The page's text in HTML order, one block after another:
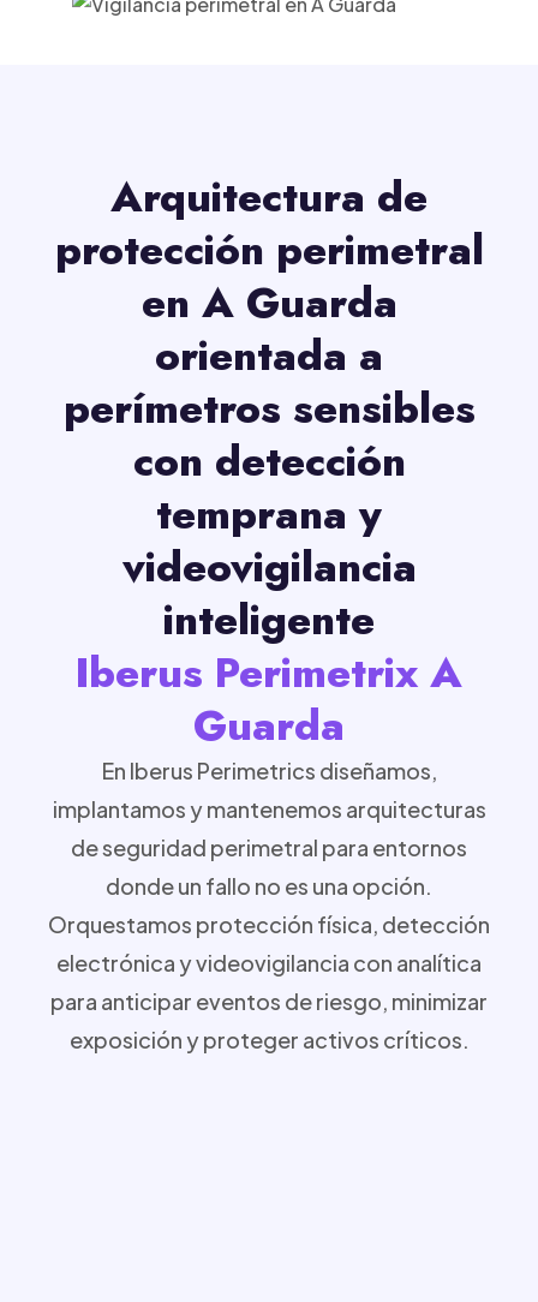
Arquitectura de
protección perimetral
en A Guarda
orientada a
perímetros sensibles
con detección
temprana y
videovigilancia
inteligente
Iberus Perimetrix A
Guarda
En Iberus Perimetrics diseñamos,
implantamos y mantenemos arquitecturas
de seguridad perimetral para entornos
donde un fallo no es una opción.
Orquestamos protección física, detección
electrónica y videovigilancia con analítica
para anticipar eventos de riesgo, minimizar
exposición y proteger activos críticos.